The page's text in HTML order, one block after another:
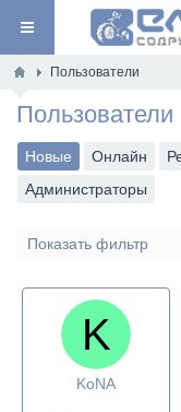
Пользователи
Пользователи
Новые Онлайн
Администраторы
Показать фильтр
KoNA